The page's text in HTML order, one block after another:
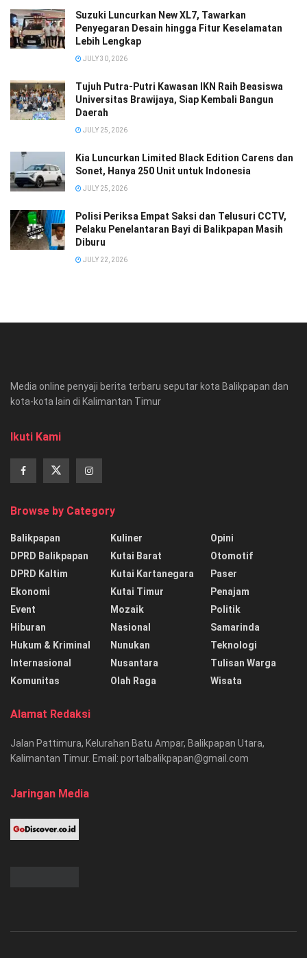
Suzuki Luncurkan New XL7, Tawarkan
Penyegaran Desain hingga Fitur Keselamatan
Lebih Lengkap
JULY 30, 2026
Tujuh Putra-Putri Kawasan IKN Raih Beasiswa
Universitas Brawijaya, Siap Kembali Bangun
Daerah
JULY 25, 2026
Kia Luncurkan Limited Black Edition Carens dan
Sonet, Hanya 250 Unit untuk Indonesia
JULY 25, 2026
Polisi Periksa Empat Saksi dan Telusuri CCTV,
Pelaku Penelantaran Bayi di Balikpapan Masih
Diburu
JULY 22, 2026
Media online penyaji berita terbaru seputar kota Balikpapan dan
kota-kota lain di Kalimantan Timur
Ikuti Kami
Browse by Category
Balikpapan
DPRD Balikpapan
DPRD Kaltim
Ekonomi
Event
Hiburan
Hukum & Kriminal
Internasional
Komunitas
Kuliner
Kutai Barat
Kutai Kartanegara
Kutai Timur
Mozaik
Nasional
Nunukan
Nusantara
Olah Raga
Opini
Otomotif
Paser
Penajam
Politik
Samarinda
Teknologi
Tulisan Warga
Wisata
Alamat Redaksi
Jalan Pattimura, Kelurahan Batu Ampar, Balikpapan Utara,
Kalimantan Timur. Email: portalbalikpapan@gmail.com
Jaringan Media